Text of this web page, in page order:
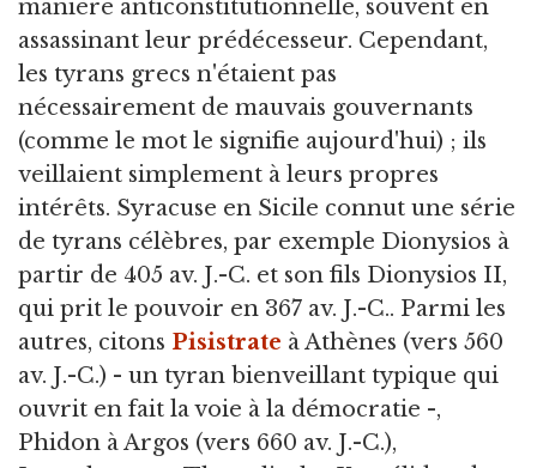
manière anticonstitutionnelle, souvent en
assassinant leur prédécesseur. Cependant,
les tyrans grecs n'étaient pas
nécessairement de mauvais gouvernants
(comme le mot le signifie aujourd'hui) ; ils
veillaient simplement à leurs propres
intérêts. Syracuse en Sicile connut une série
de tyrans célèbres, par exemple Dionysios à
partir de 405 av. J.-C. et son fils Dionysios II,
qui prit le pouvoir en 367 av. J.-C.. Parmi les
autres, citons Pisistrate à Athènes (vers 560
av. J.-C.) - un tyran bienveillant typique qui
ouvrit en fait la voie à la démocratie -,
Phidon à Argos (vers 660 av. J.-C.),